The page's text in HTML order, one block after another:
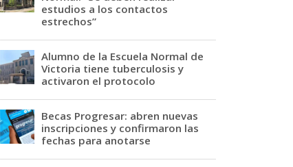
estudios a los contactos
estrechos”
Alumno de la Escuela Normal de
Victoria tiene tuberculosis y
activaron el protocolo
Becas Progresar: abren nuevas
inscripciones y confirmaron las
fechas para anotarse